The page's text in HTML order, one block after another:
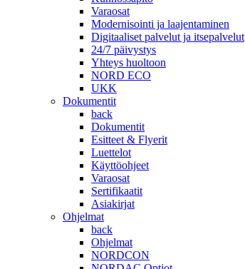
Varaosat
Modernisointi ja laajentaminen
Digitaaliset palvelut ja itsepalvelut
24/7 päivystys
Yhteys huoltoon
NORD ECO
UKK
Dokumentit
back
Dokumentit
Esitteet & Flyerit
Luettelot
Käyttöohjeet
Varaosat
Sertifikaatit
Asiakirjat
Ohjelmat
back
Ohjelmat
NORDCON